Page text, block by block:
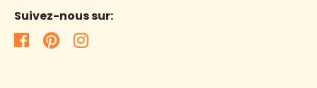
Suivez-nous sur: